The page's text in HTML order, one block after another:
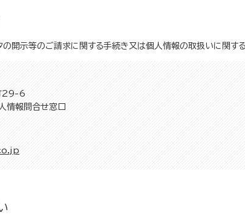
開示等のご請求に関する手続き又は個人情報の取扱いに関す
29-6
情報問合せ窓口